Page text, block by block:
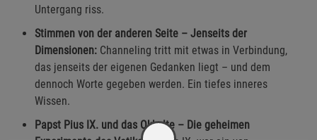
Untergang riss.
Stimmen von der anderen Seite – Jenseits der
Dimensionen: Channeling tritt mit etwas in Verbindung,
das jenseits der eigenen Gedanken liegt – und dem
dennoch Worte gegeben werden. Ein tiefes inneres
Wissen.
Papst Pius IX. und das Okkulte – Die geheimen